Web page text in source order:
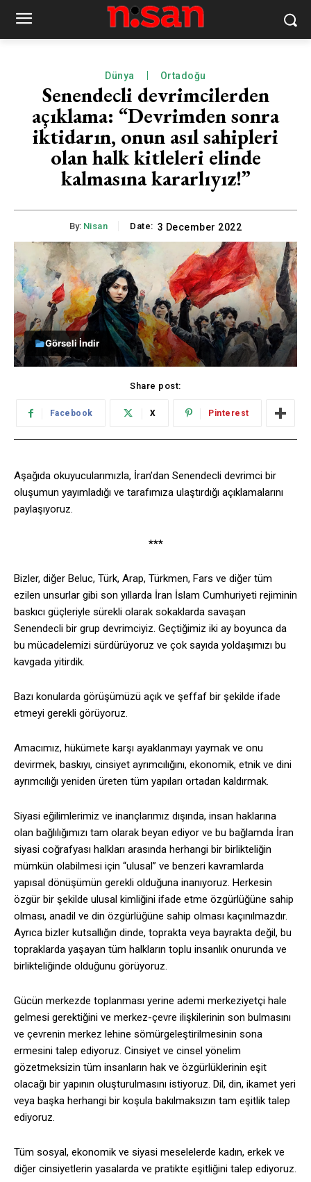
Dünya Ortadoğu
Senendecli devrimcilerden
açıklama: “Devrimden sonra
iktidarın, onun asıl sahipleri
olan halk kitleleri elinde
kalmasına kararlıyız!”
By: Nisan Date: 3 December 2022
Görseli İndir
Share post:
Facebook X Pinterest
Aşağıda okuyucularımızla, İran’dan Senendecli devrimci bir
oluşumun yayımladığı ve tarafımıza ulaştırdığı açıklamalarını
paylaşıyoruz.
***
Bizler, diğer Beluc, Türk, Arap, Türkmen, Fars ve diğer tüm
ezilen unsurlar gibi son yıllarda İran İslam Cumhuriyeti rejiminin
baskıcı güçleriyle sürekli olarak sokaklarda savaşan
Senendecli bir grup devrimciyiz. Geçtiğimiz iki ay boyunca da
bu mücadelemizi sürdürüyoruz ve çok sayıda yoldaşımızı bu
kavgada yitirdik.
Bazı konularda görüşümüzü açık ve şeffaf bir şekilde ifade
etmeyi gerekli görüyoruz.
Amacımız, hükümete karşı ayaklanmayı yaymak ve onu
devirmek, baskıyı, cinsiyet ayrımcılığını, ekonomik, etnik ve dini
ayrımcılığı yeniden üreten tüm yapıları ortadan kaldırmak.
Siyasi eğilimlerimiz ve inançlarımız dışında, insan haklarına
olan bağlılığımızı tam olarak beyan ediyor ve bu bağlamda İran
siyasi coğrafyası halkları arasında herhangi bir birlikteliğin
mümkün olabilmesi için “ulusal” ve benzeri kavramlarda
yapısal dönüşümün gerekli olduğuna inanıyoruz. Herkesin
özgür bir şekilde ulusal kimliğini ifade etme özgürlüğüne sahip
olması, anadil ve din özgürlüğüne sahip olması kaçınılmazdır.
Ayrıca bizler kutsallığın dinde, toprakta veya bayrakta değil, bu
topraklarda yaşayan tüm halkların toplu insanlık onurunda ve
birlikteliğinde olduğunu görüyoruz.
Gücün merkezde toplanması yerine ademi merkeziyetçi hale
gelmesi gerektiğini ve merkez-çevre ilişkilerinin son bulmasını
ve çevrenin merkez lehine sömürgeleştirilmesinin sona
ermesini talep ediyoruz. Cinsiyet ve cinsel yönelim
gözetmeksizin tüm insanların hak ve özgürlüklerinin eşit
olacağı bir yapının oluşturulmasını istiyoruz. Dil, din, ikamet yeri
veya başka herhangi bir koşula bakılmaksızın tam eşitlik talep
ediyoruz.
Tüm sosyal, ekonomik ve siyasi meselelerde kadın, erkek ve
diğer cinsiyetlerin yasalarda ve pratikte eşitliğini talep ediyoruz.